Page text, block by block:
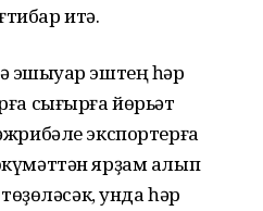
итә.
эшҡыуар эштең һәр
сығырға йөрьәт
экспортерға
ярҙам алып
төҙөләсәк, унда һәр